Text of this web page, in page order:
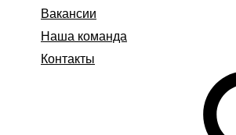
Вакансии
Наша команда
Контакты